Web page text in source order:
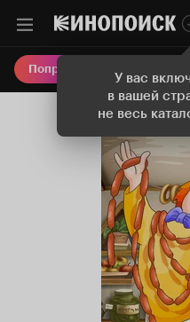
У вас
в вашей
не весь
Попробовать Плюс